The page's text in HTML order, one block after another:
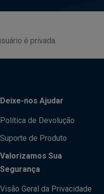
é privada.
Deixe-nos Ajudar
Política de Devolução
Suporte de Produto
Valorizamos Sua
Segurança
Visão Geral da Privacidade